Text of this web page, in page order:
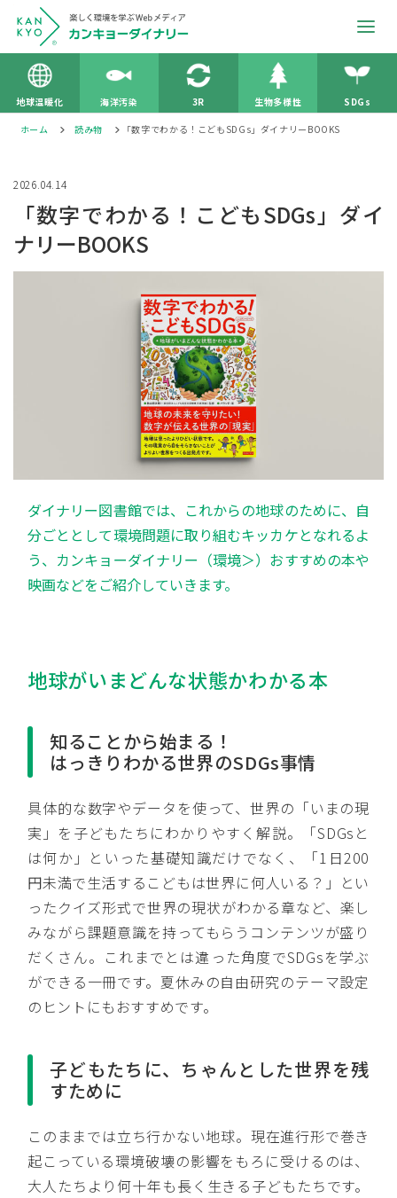
地球温暖化 海洋汚染 3R 生物多様性 SDGs
ホーム 読み物 「数字でわかる！こどもSDGs」ダイナリーBOOKS
2026.04.14
「数字でわかる！こどもSDGs」ダイ
ナリーBOOKS
ダイナリー図書館では、これからの地球のために、自
分ごととして環境問題に取り組むキッカケとなれるよ
う、カンキョーダイナリー（環境＞）おすすめの本や
映画などをご紹介していきます。
地球がいまどんな状態かわかる本
知ることから始まる！
はっきりわかる世界のSDGs事情
具体的な数字やデータを使って、世界の「いまの現
実」を子どもたちにわかりやすく解説。「SDGsと
は何か」といった基礎知識だけでなく、「1日200
円未満で生活するこどもは世界に何人いる？」とい
ったクイズ形式で世界の現状がわかる章など、楽し
みながら課題意識を持ってもらうコンテンツが盛り
だくさん。これまでとは違った角度でSDGsを学ぶ
ができる一冊です。夏休みの自由研究のテーマ設定
のヒントにもおすすめです。
子どもたちに、ちゃんとした世界を残
すために
このままでは立ち行かない地球。現在進行形で巻き
起こっている環境破壊の影響をもろに受けるのは、
大人たちより何十年も長く生きる子どもたちです。